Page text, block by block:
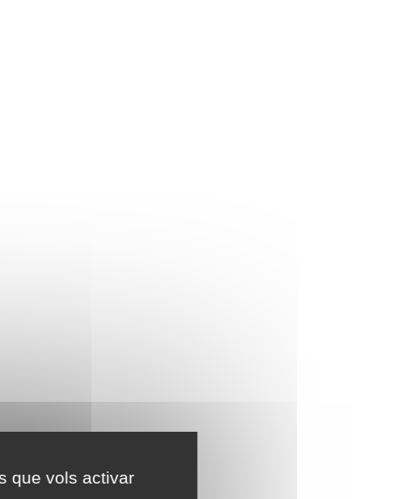
que vols activar